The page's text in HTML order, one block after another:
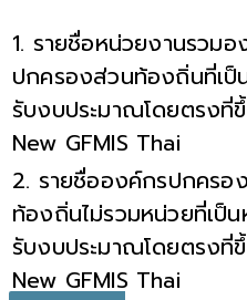
1. รายชื่อหน่วยงานรวมอ
ปกครองส่วนท้องถิ่นที่เป็
รับงบประมาณโดยตรงที่
New GFMIS Thai
2. รายชื่อองค์กรปกครอ
ท้องถิ่นไม่รวมหน่วยที่เป็
รับงบประมาณโดยตรงที่
New GFMIS Thai